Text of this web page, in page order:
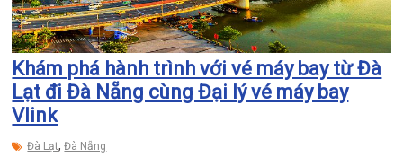
Khám phá hành trình với vé máy bay từ Đà
Lạt đi Đà Nẵng cùng Đại lý vé máy bay
Vlink
Đà Lạt,Đà Nẵng